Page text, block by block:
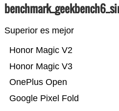
Superior es mejor
Google Pixel Fold
OnePlus Open
Honor Magic V3
Honor Magic V2